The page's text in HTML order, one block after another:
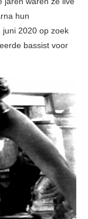
hun
2020 op zoek
bassist voor